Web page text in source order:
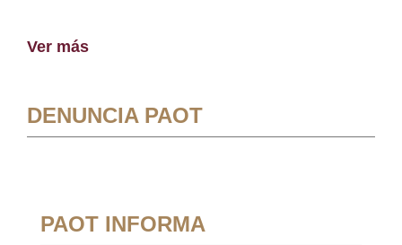
Ver más
DENUNCIA PAOT
PAOT INFORMA